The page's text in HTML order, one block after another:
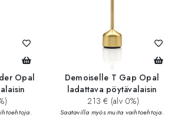
Opal
Demoiselle T Gap Opal
ladattava pöytävalaisin
213 € (alv 0%)
Saatavilla myös muita vaihtoehtoja.